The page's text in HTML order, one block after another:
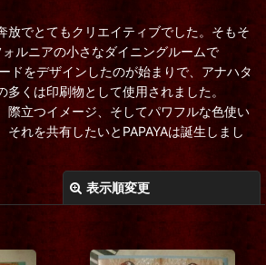
放でとてもクリエイティブでした。そもそ
ォルニアの小さなダイニングルームで
ドをデザインしたのが始まりで、アナハタ
くは印刷物として使用されました。
際立つイメージ、そしてパワフルな色使い
れを共有したいとPAPAYAは誕生しまし
表示順変更